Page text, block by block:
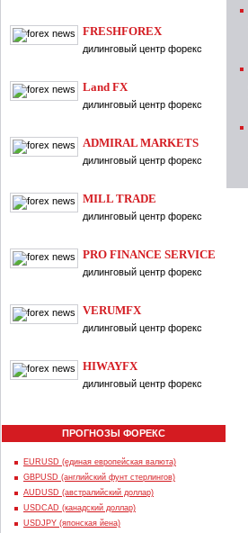
FRESHFOREX
дилинговый центр форекс
Land FX
дилинговый центр форекс
ADMIRAL MARKETS
дилинговый центр форекс
MILL TRADE
дилинговый центр форекс
PRO FINANCE SERVICE
дилинговый центр форекс
VERUMFX
дилинговый центр форекс
HIWAYFX
дилинговый центр форекс
ПРОГНОЗЫ ФОРЕКС
EURUSD (единая европейская валюта)
GBPUSD (английский фунт стерлингов)
AUDUSD (австралийский доллар)
USDCAD (канадский доллар)
USDJPY (японская йена)